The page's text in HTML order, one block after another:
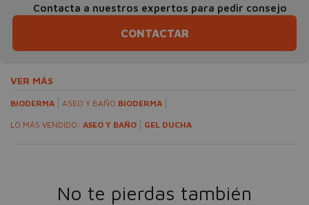
Contacta a nuestros expertos para pedir consejo
CONTACTAR
VER MÁS
BIODERMA ASEO Y BAÑO BIODERMA
LO MÁS VENDIDO: ASEO Y BAÑO GEL DUCHA
No te pierdas también